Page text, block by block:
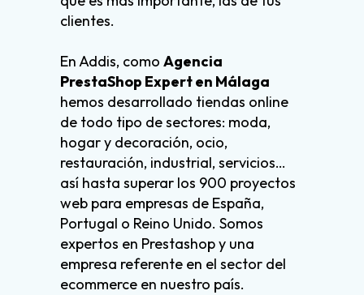
clientes.
En Addis, como Agencia
PrestaShop Expert en Málaga
hemos desarrollado tiendas online
de todo tipo de sectores: moda,
hogar y decoración, ocio,
restauración, industrial, servicios…
así hasta superar los 900 proyectos
web para empresas de España,
Portugal o Reino Unido. Somos
expertos en Prestashop y una
empresa referente en el sector del
ecommerce en nuestro país.